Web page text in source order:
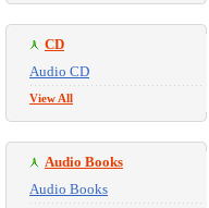
CD
Audio CD
View All
Audio Books
Audio Books